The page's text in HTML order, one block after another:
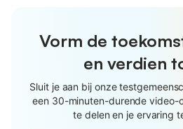
Vorm de
en verdien
Sluit je aan bij onze
een 30-minuten-durende video-
te delen en je ervaring